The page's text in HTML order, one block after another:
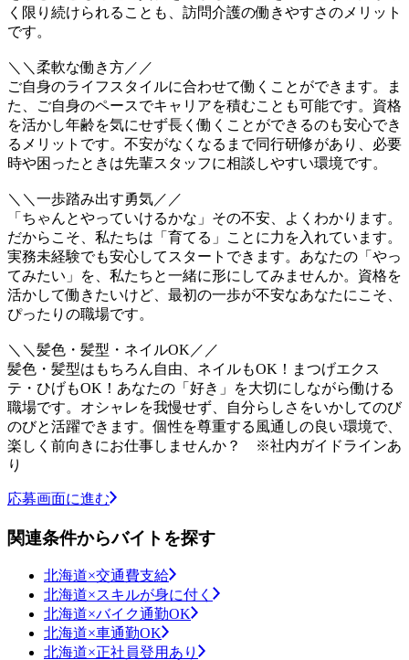
く限り続けられることも、訪問介護の働きやすさのメリット
です。
＼＼柔軟な働き方／／
ご自身のライフスタイルに合わせて働くことができます。ま
た、ご自身のペースでキャリアを積むことも可能です。資格
を活かし年齢を気にせず長く働くことができるのも安心でき
るメリットです。不安がなくなるまで同行研修があり、必要
時や困ったときは先輩スタッフに相談しやすい環境です。
＼＼一歩踏み出す勇気／／
「ちゃんとやっていけるかな」その不安、よくわかります。
だからこそ、私たちは「育てる」ことに力を入れています。
実務未経験でも安心してスタートできます。あなたの「やっ
てみたい」を、私たちと一緒に形にしてみませんか。資格を
活かして働きたいけど、最初の一歩が不安なあなたにこそ、
ぴったりの職場です。
＼＼髪色・髪型・ネイルOK／／
髪色・髪型はもちろん自由、ネイルもOK！まつげエクス
テ・ひげもOK！あなたの「好き」を大切にしながら働ける
職場です。オシャレを我慢せず、自分らしさをいかしてのび
のびと活躍できます。個性を尊重する風通しの良い環境で、
楽しく前向きにお仕事しませんか？ ※社内ガイドラインあ
り
応募画面に進む
関連条件からバイトを探す
北海道×交通費支給
北海道×スキルが身に付く
北海道×バイク通勤OK
北海道×車通勤OK
北海道×正社員登用あり